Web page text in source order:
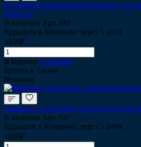
Основной измерительный провод для
Propex II
В наличии Арт. 932
Курьером в Кемерово: через 5 дней
4450₽
В корзину В корзине
Купить в 1 клик
Новинка
Зарядное устройство для
В наличии Арт. 937
Курьером в Кемерово: через 5 дней
4950₽